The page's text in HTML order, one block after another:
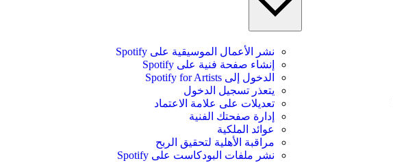
نشر الأعمال الموسيقية على Spotify
إنشاء صفحة فنية على Spotify
الدخول إلى Spotify for Artists
يتعذر تسجيل الدخول
تعديلات على علامة الاعتماد
إدارة صفحتك الفنية
عوائد الملكية
مراقبة الأهلية لتحقيق الربح
نشر ملفات البودكاست على Spotify